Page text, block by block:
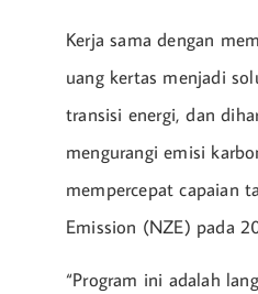
Kerja sama dengan
uang kertas menjadi
transisi energi, dan
mengurangi emisi
mempercepat capaian
Emission (NZE) pada
“Program ini adalah